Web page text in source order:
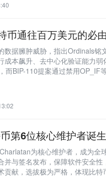
币通往百万美元的必
数据臃肿威胁，指出Ordinals铭
成本飙升、去中心化验证能力
而BIP-110提案通过禁用OP_IF
第6位核心维护者诞生
为核心维护者，成为全
与签名发布，保障软件安全性
献，选拔极为严格，体现比特